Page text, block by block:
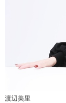
渡辺美里